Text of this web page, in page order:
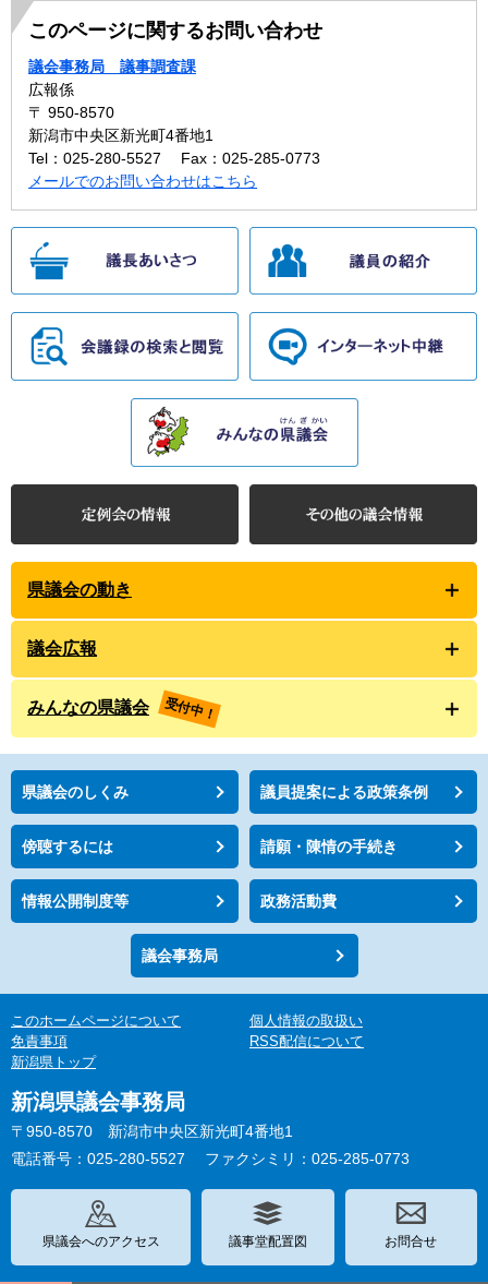
このページに関するお問い合わせ
議会事務局 議事調査課
広報係
〒 950-8570
新潟市中央区新光町4番地1
Tel：025-280-5527
Fax：025-285-0773
メールでのお問い合わせはこちら
県議会の動き
議会広報
みんなの県議会 受付中！
県議会のしくみ 議員提案による政策条例
傍聴するには 請願・陳情の手続き
情報公開制度等 政務活動費
議会事務局
このホームページについて
個人情報の取扱い
免責事項
RSS配信について
新潟県トップ
新潟県議会事務局
〒950-8570 新潟市中央区新光町4番地1
電話番号：025-280-5527
ファクシミリ：025-285-0773
県議会へのアクセス 議事堂配置図 お問合せ